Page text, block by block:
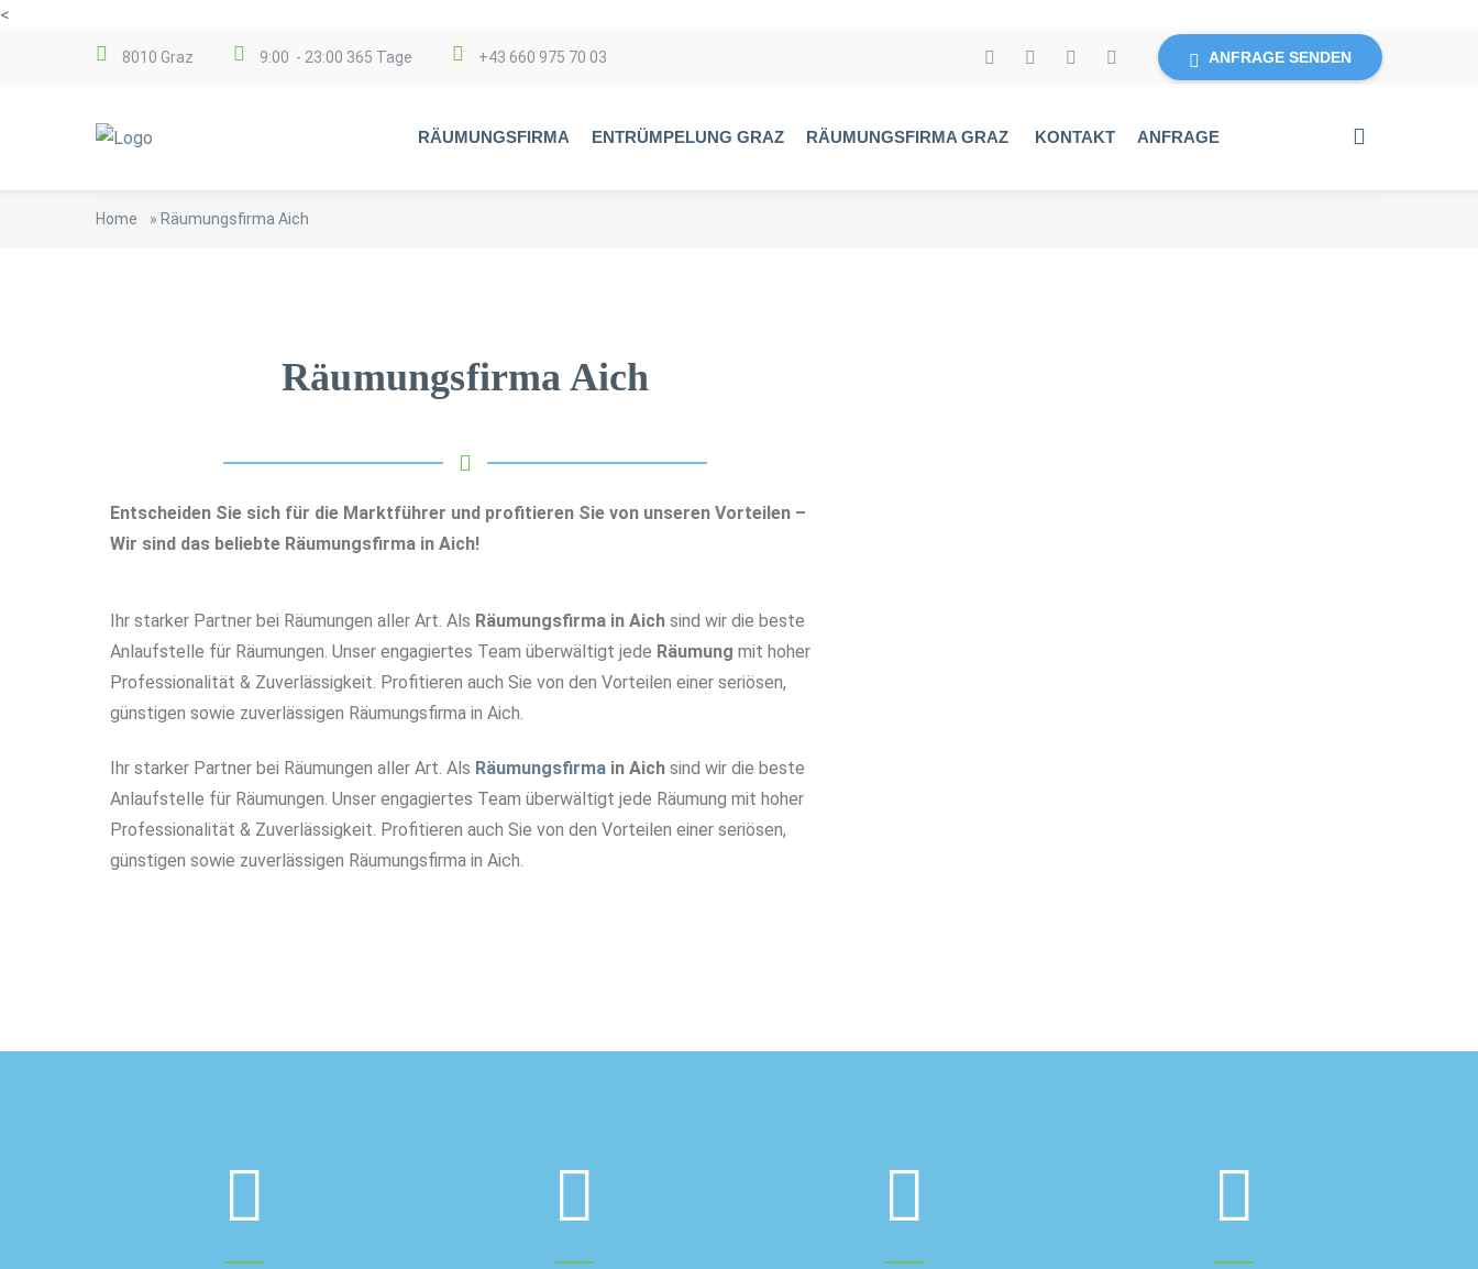
<
8010 Graz 9:00 - 23:00 365 Tage +43 660 975 70 03 ANFRAGE SENDEN
RÄUMUNGSFIRMA ENTRÜMPELUNG GRAZ RÄUMUNGSFIRMA GRAZ KONTAKT ANFRAGE
Home » Räumungsfirma Aich
Räumungsfirma Aich
Entscheiden Sie sich für die Marktführer und profitieren Sie von unseren Vorteilen –
Wir sind das beliebte Räumungsfirma in Aich!
Ihr starker Partner bei Räumungen aller Art. Als Räumungsfirma in Aich sind wir die beste
Anlaufstelle für Räumungen. Unser engagiertes Team überwältigt jede Räumung mit hoher
Professionalität & Zuverlässigkeit. Profitieren auch Sie von den Vorteilen einer seriösen,
günstigen sowie zuverlässigen Räumungsfirma in Aich.
Ihr starker Partner bei Räumungen aller Art. Als Räumungsfirma in Aich sind wir die beste
Anlaufstelle für Räumungen. Unser engagiertes Team überwältigt jede Räumung mit hoher
Professionalität & Zuverlässigkeit. Profitieren auch Sie von den Vorteilen einer seriösen,
günstigen sowie zuverlässigen Räumungsfirma in Aich.